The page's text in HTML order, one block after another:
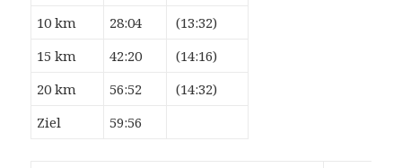
10 km
28:04
(13:32)
15 km
42:20
(14:16)
20 km
56:52
(14:32)
Ziel
59:56